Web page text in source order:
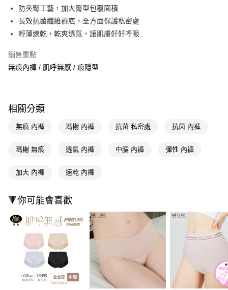
Apple Pay
街口支付
悠遊付
Google Pay
【關於「AFTEE先享後付」】
便利好安心！
２．便利：只要手機號碼，簡訊認證，即可結帳。
【「AFTEE先享後付」結帳流程】
２．訂單成立數日內，您將收到繳費通知簡訊。
３．收到繳費通知簡訊後14天內，點擊此簡訊中的連結，可透過四大超商／
ATM／網路銀行／等多元方式進行付款，方視為交易完成。
※ 請注意：結帳手續完成當下不需立刻繳費，但若您需要取消訂單，請聯絡
購買商品的店家。未經商家同意取消之訂單仍視為有效，需透過AFTEE先享
後付繳納相關費用。
※ 交易是否成功請以「AFTEE先享後付 」之結帳頁面顯示為準，若有關於
是否繳費成功／繳費後需取消欲退款等相關疑問，請聯繫「AFTEE先享後付
客戶支援中心」https://netprotections.freshdesk.com/support/home
每筆NT$65，滿NT$390(含以上)免運費
每筆NT$65，滿NT$390(含以上)免運費
萊爾富取貨付款
每筆NT$65，滿NT$490(含以上)免運費
付款後萊爾富取貨
每筆NT$65，滿NT$490(含以上)免運費
防夾臀工藝，加大臀型包覆面積
長效抗菌纖維褲底，全方面保護私密處
輕薄速乾，乾爽透氣，讓肌膚好好呼吸
銷售重點
無痕內褲 / 肌呼無感 / 痕隱型
相關分類
無痕 內褲 瑪榭 內褲 抗菌 私密處 抗菌 內褲
瑪榭 無痕 透氣 內褲 中腰 內褲 彈性 內褲
加大 內褲 速乾 內褲
🔻你可能會喜歡